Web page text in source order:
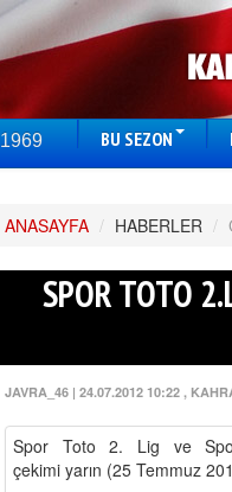
1969 BU SEZON
ANASAYFA / HABERLER /
SPOR TOTO
JAVRA_46 | 24.07.2012 10:22 ,
Spor Toto 2. Lig ve
çekimi yarın (25 Temmuz